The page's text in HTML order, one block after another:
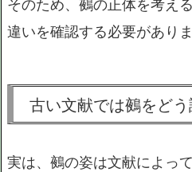
そのため、鵺の正体を考え
違いを確認する必要がありま
古い文献では鵺をど
実は、鵺の姿は文献によっ